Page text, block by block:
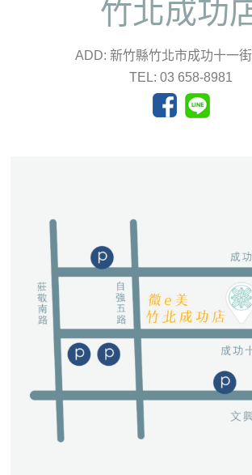
竹北成功
ADD: 新竹縣竹北市成功十一
TEL: 03 658-8981